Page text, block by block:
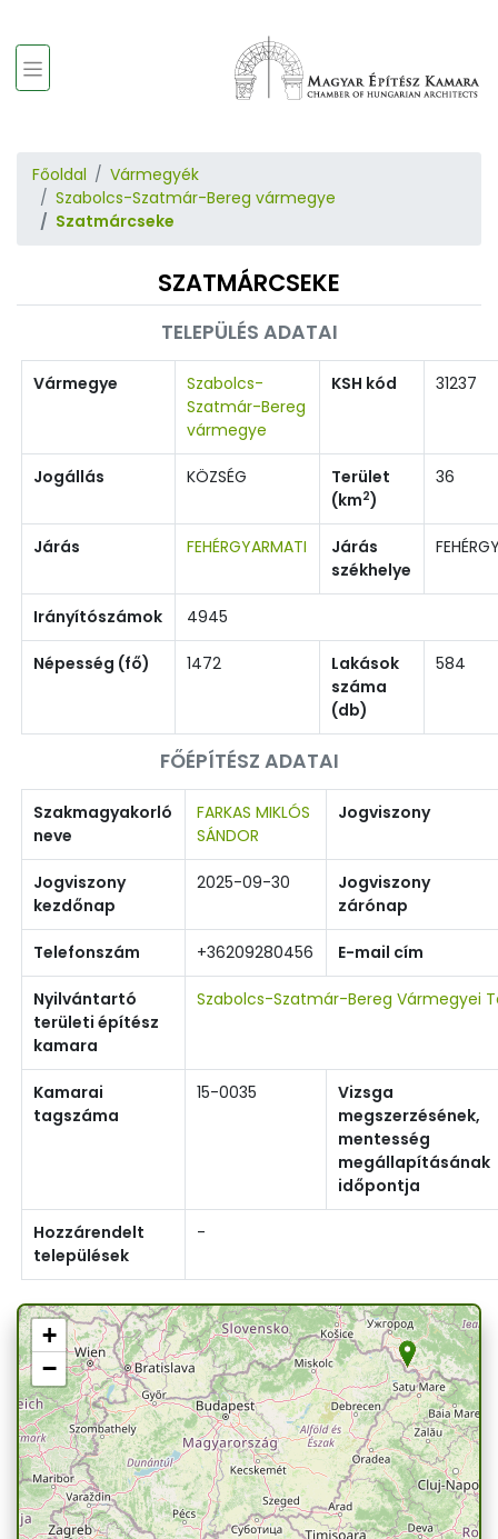
Főoldal
Vármegyék
Szabolcs-Szatmár-Bereg vármegye
Szatmárcseke
SZATMÁRCSEKE
TELEPÜLÉS ADATAI
Vármegye
Szabolcs-
Szatmár-Bereg
vármegye
KSH kód 31237
Jogállás KÖZSÉG
Terület
(km2)
36
Járás FEHÉRGYARMATI
Járás
székhelye
Irányítószámok 4945
Népesség (fő) 1472
Lakások
száma
(db)
584
FŐÉPÍTÉSZ ADATAI
Szakmagyakorló
neve
FARKAS MIKLÓS
SÁNDOR
Jogviszony
Jogviszony
kezdőnap
2025-09-30
Jogviszony
zárónap
Telefonszám +36209280456 E-mail cím
Nyilvántartó
területi építész
kamara
Szabolcs-Szatmár-Bereg Vármegyei
Kamarai
tagszáma
15-0035
Vizsga
megszerzésének,
mentesség
megállapításának
időpontja
Hozzárendelt
települések
-
+
−